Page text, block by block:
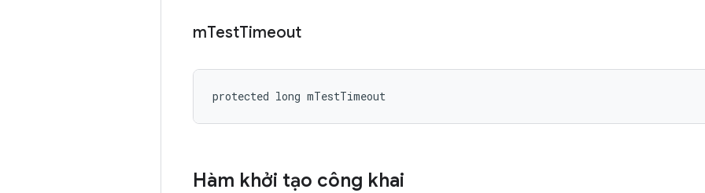
mTestTimeout
protected long mTestTimeout
Hàm khởi tạo công khai